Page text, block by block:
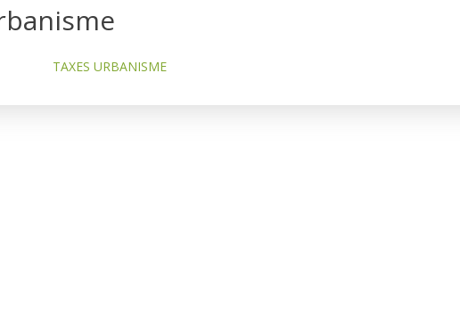
TAXES URBANISME